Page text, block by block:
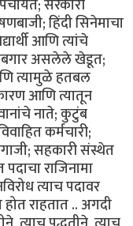
सरकारी
हिंदी सिनेमाचा
आणि त्यांचे
असलेले खेडूत;
त्यामुळे हतबल
आणि त्यातून
नाते; कुटुंब
कर्मचारी;
सहकारी संस्थेत
राजिनामा
त्याच पदावर
राहतात .. अगदी